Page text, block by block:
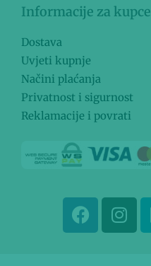
Informacije za kupce
Dostava
Uvjeti kupnje
Načini plaćanja
Privatnost i sigurnost
Reklamacije i povrati